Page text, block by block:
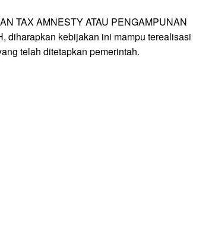
TAX AMNESTY ATAU PENGAMPUNAN
diharapkan kebijakan ini mampu terealisasi
telah ditetapkan pemerintah.